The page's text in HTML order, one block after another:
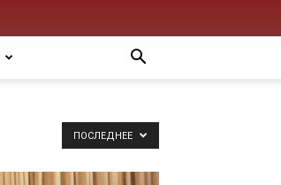
ПОСЛЕДНЕЕ